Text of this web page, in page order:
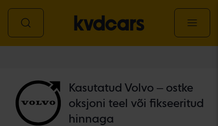
Kasutatud Volvo – ostke
oksjoni teel või fikseeritud
hinnaga